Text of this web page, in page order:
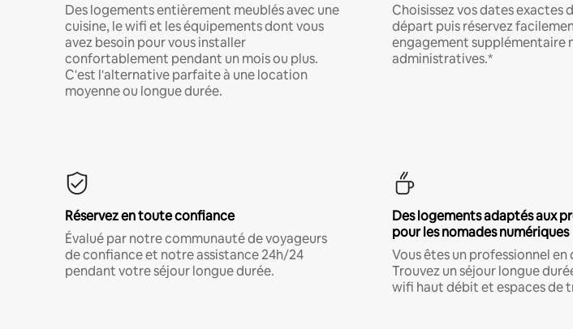
Des logements entièrement meublés avec une
cuisine, le wifi et les équipements dont vous
avez besoin pour vous installer
confortablement pendant un mois ou plus.
C'est l'alternative parfaite à une location
moyenne ou longue durée.
Choisissez vos dates exactes
départ puis réservez
engagement supplémentaire
administratives.*
Réservez en toute confiance
Évalué par notre communauté de voyageurs
de confiance et notre assistance 24h/24
pendant votre séjour longue durée.
Des logements adaptés aux
pour les nomades numériques
Vous êtes un professionnel
Trouvez un séjour longue
wifi haut débit et espaces de